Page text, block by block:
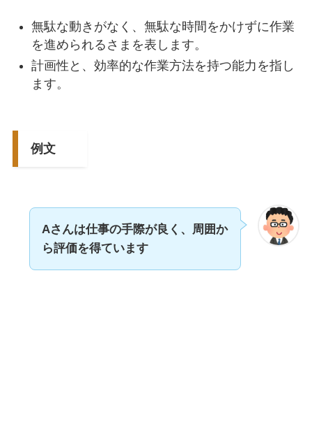
無駄な動きがなく、無駄な時間をかけずに作業
を進められるさまを表します。
計画性と、効率的な作業方法を持つ能力を指し
ます。
例文
Aさんは仕事の手際が良く、 周囲か
ら評価を得ています